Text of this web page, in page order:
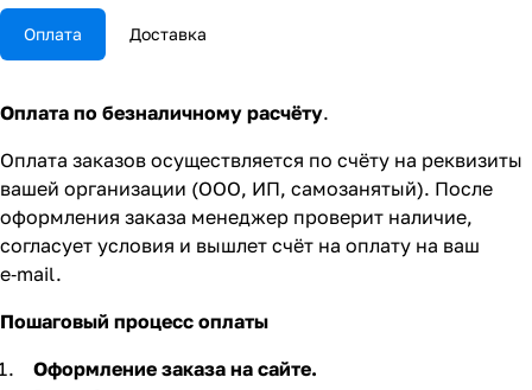
Оплата Доставка
Оплата по безналичному расчёту.
Оплата заказов осуществляется по счёту на реквизиты
вашей организации (ООО, ИП, самозанятый). После
оформления заказа менеджер проверит наличие,
согласует условия и вышлет счёт на оплату на ваш
e‑mail.
Пошаговый процесс оплаты
Оформление заказа на сайте.